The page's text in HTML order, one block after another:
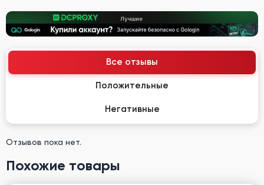
Все отзывы
Положительные
Негативные
Отзывов пока нет.
Похожие товары